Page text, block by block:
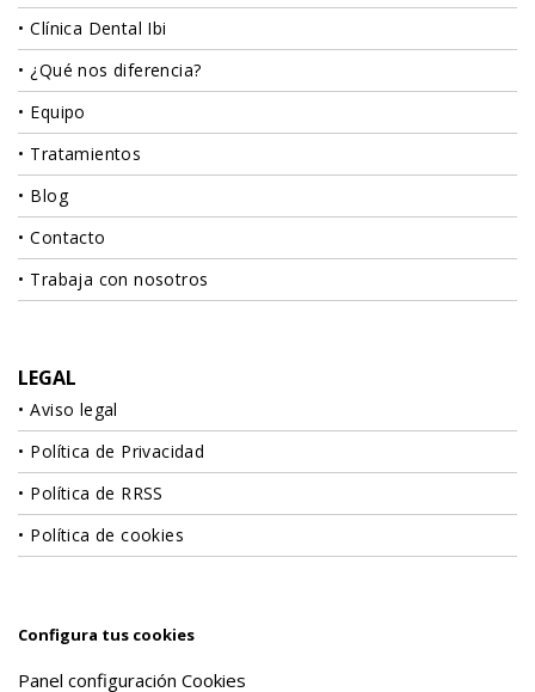
Clínica Dental Ibi
¿Qué nos diferencia?
Equipo
Tratamientos
Blog
Contacto
Trabaja con nosotros
LEGAL
Aviso legal
Política de Privacidad
Política de RRSS
Política de cookies
Configura tus cookies
Panel configuración Cookies